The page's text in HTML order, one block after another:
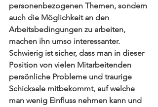
personenbezogenen Themen, sondern
auch die Möglichkeit an den
Arbeitsbedingungen zu arbeiten,
machen ihn umso interessanter.
Schwierig ist sicher, dass man in dieser
Position von vielen Mitarbeitenden
persönliche Probleme und traurige
Schicksale mitbekommt, auf welche
man wenig Einfluss nehmen kann und